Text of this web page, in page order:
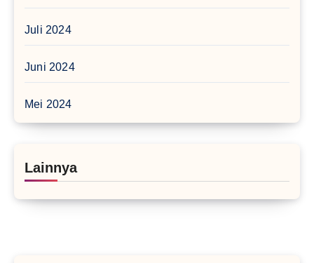
Juli 2024
Juni 2024
Mei 2024
Lainnya